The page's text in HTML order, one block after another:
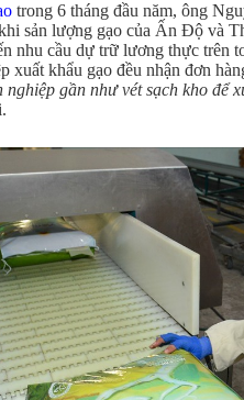
trong 6 tháng đầu năm, ông
sản lượng gạo của Ấn Độ và
nhu cầu dự trữ lương thực trên
xuất khẩu gạo đều nhận đơn
nghiệp gần như vét sạch kho